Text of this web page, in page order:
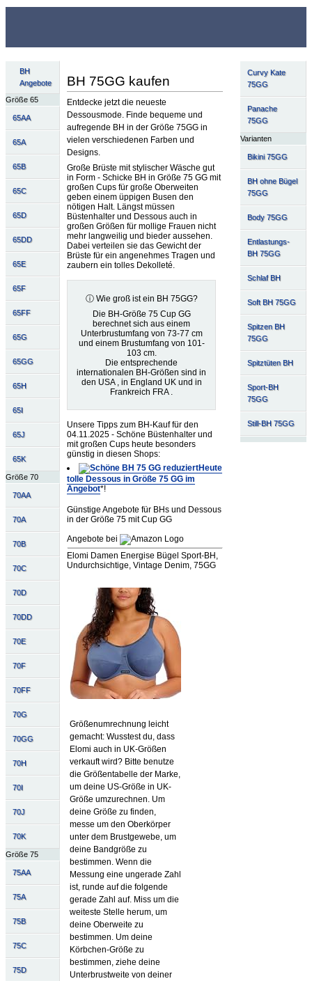
BH
Angebote
Größe 65
65AA
65A
65B
65C
65D
65DD
65E
65F
65FF
65G
65GG
65H
65I
65J
65K
Größe 70
70AA
70A
70B
70C
70D
70DD
70E
70F
70FF
70G
70GG
70H
70I
70J
70K
Größe 75
75AA
75A
75B
75C
75D
Curvy Kate
75GG
Panache
75GG
Varianten
Bikini 75GG
BH ohne Bügel
75GG
Body 75GG
Entlastungs-
BH 75GG
Schlaf BH
Soft BH 75GG
Spitzen BH
75GG
Spitztüten BH
Sport-BH
75GG
Still-BH 75GG
BH 75GG kaufen
Entdecke jetzt die neueste
Dessousmode. Finde bequeme und
aufregende BH in der Größe 75GG in
vielen verschiedenen Farben und
Designs.
Große Brüste mit stylischer Wäsche gut
in Form - Schicke BH in Größe 75 GG mit
großen Cups für große Oberweiten
geben einem üppigen Busen den
nötigen Halt. Längst müssen
Büstenhalter und Dessous auch in
großen Größen für mollige Frauen nicht
mehr langweilig und bieder aussehen.
Dabei verteilen sie das Gewicht der
Brüste für ein angenehmes Tragen und
zaubern ein tolles Dekolleté.
ⓘ Wie groß ist ein BH 75GG?
Die BH-Größe 75 Cup GG
berechnet sich aus einem
Unterbrustumfang von 73-77 cm
und einem Brustumfang von 101-
103 cm.
Die entsprechende
internationalen BH-Größen sind in
den USA , in England UK und in
Frankreich FRA .
Unsere Tipps zum BH-Kauf für den
04.11.2025 - Schöne Büstenhalter und
mit großen Cups heute besonders
günstig in diesen Shops:
Heute
tolle Dessous in Größe 75 GG im
Angebot*!
Günstige Angebote für BHs und Dessous
in der Größe 75 mit Cup GG
Angebote bei
Elomi Damen Energise Bügel Sport-BH,
Undurchsichtige, Vintage Denim, 75GG
Größenumrechnung leicht
gemacht: Wusstest du, dass
Elomi auch in UK-Größen
verkauft wird? Bitte benutze
die Größentabelle der Marke,
um deine US-Größe in UK-
Größe umzurechnen. Um
deine Größe zu finden,
messe um den Oberkörper
unter dem Brustgewebe, um
deine Bandgröße zu
bestimmen. Wenn die
Messung eine ungerade Zahl
ist, runde auf die folgende
gerade Zahl auf. Miss um die
weiteste Stelle herum, um
deine Oberweite zu
bestimmen. Um deine
Körbchen-Größe zu
bestimmen, ziehe deine
Unterbrustweite von deiner